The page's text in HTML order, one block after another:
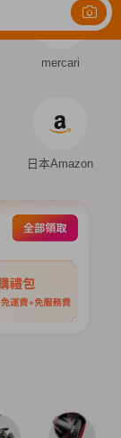
mercari
日本Amazon